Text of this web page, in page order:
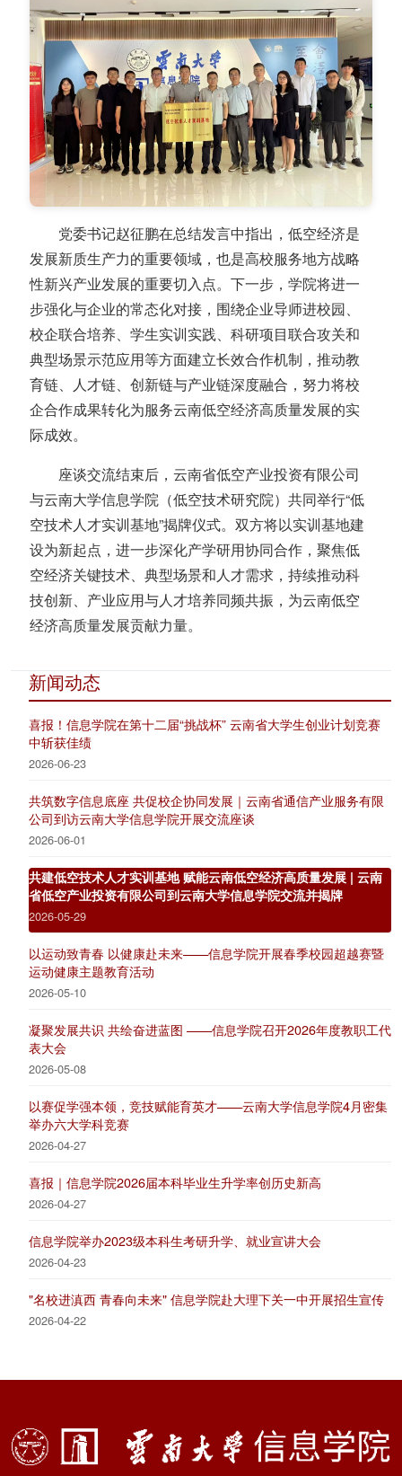
党委书记赵征鹏在总结发言中指出，低空经济是
发展新质生产力的重要领域，也是高校服务地方战略
性新兴产业发展的重要切入点。下一步，学院将进一
步强化与企业的常态化对接，围绕企业导师进校园、
校企联合培养、学生实训实践、科研项目联合攻关和
典型场景示范应用等方面建立长效合作机制，推动教
育链、人才链、创新链与产业链深度融合，努力将校
企合作成果转化为服务云南低空经济高质量发展的实
际成效。
座谈交流结束后，云南省低空产业投资有限公司
与云南大学信息学院（低空技术研究院）共同举行“低
空技术人才实训基地”揭牌仪式。双方将以实训基地建
设为新起点，进一步深化产学研用协同合作，聚焦低
空经济关键技术、典型场景和人才需求，持续推动科
技创新、产业应用与人才培养同频共振，为云南低空
经济高质量发展贡献力量。
新闻动态
喜报！信息学院在第十二届“挑战杯” 云南省大学生创业计划竞赛
中斩获佳绩
2026-06-23
共筑数字信息底座 共促校企协同发展｜云南省通信产业服务有限
公司到访云南大学信息学院开展交流座谈
2026-06-01
共建低空技术人才实训基地 赋能云南低空经济高质量发展 | 云南
省低空产业投资有限公司到云南大学信息学院交流并揭牌
2026-05-29
以运动致青春 以健康赴未来——信息学院开展春季校园超越赛暨
运动健康主题教育活动
2026-05-10
凝聚发展共识 共绘奋进蓝图 ——信息学院召开2026年度教职工代
表大会
2026-05-08
以赛促学强本领，竞技赋能育英才——云南大学信息学院4月密集
举办六大学科竞赛
2026-04-27
喜报｜信息学院2026届本科毕业生升学率创历史新高
2026-04-27
信息学院举办2023级本科生考研升学、就业宣讲大会
2026-04-23
"名校进滇西 青春向未来" 信息学院赴大理下关一中开展招生宣传
2026-04-22